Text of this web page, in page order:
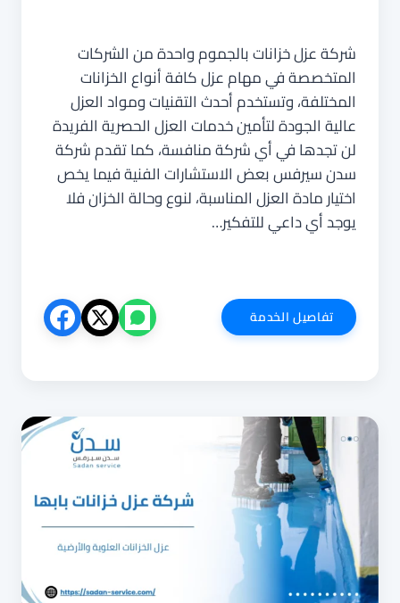
شركة عزل خزانات بالجموم واحدة من الشركات
المتخصصة في مهام عزل كافة أنواع الخزانات
المختلفة، وتستخدم أحدث التقنيات ومواد العزل
عالية الجودة لتأمين خدمات العزل الحصرية الفريدة
لن تجدها في أي شركة منافسة، كما تقدم شركة
سدن سيرفس بعض الاستشارات الفنية فيما يخص
اختيار مادة العزل المناسبة، لنوع وحالة الخزان فلا
يوجد أي داعي للتفكير…
تفاصيل الخدمةشركة
عزل